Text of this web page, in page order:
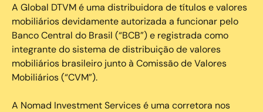
A Global DTVM é uma distribuidora de títulos e valores
mobiliários devidamente autorizada a funcionar pelo
Banco Central do Brasil (“BCB”) e registrada como
integrante do sistema de distribuição de valores
mobiliários brasileiro junto à Comissão de Valores
Mobiliários (“CVM”).
‍A Nomad Investment Services é uma corretora nos